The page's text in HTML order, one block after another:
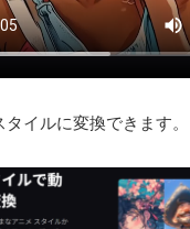
イルに変換できます。